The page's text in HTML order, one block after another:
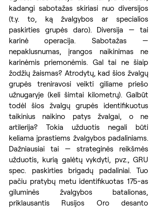
kadangi sabotažas skiriasi nuo diversijos
(t.y. to, ką žvalgybos ar specialios
paskirties grupės daro). Diversija — tai
karinė operacija. Sabotažas —
nepaklusnumas, įrangos naikinimas ne
karinėmis priemonėmis. Gal tai ne šiaip
žodžių žaismas? Atrodytų, kad šios žvalgų
grupės treniravosi veikti giliame priešo
užnugaryje (keli šimtai kilometrų). Galbūt
todėl šios žvalgų grupės identifikuotus
taikinius naikino patys žvalgai, o ne
artilerija? Tokia užduotis negali būti
keliama įprastiems žvalgybos padaliniams.
Dažniausiai tai — strateginės reikšmės
užduotis, kurią galėtų vykdyti, pvz., GRU
spec. paskirties brigadų padaliniai. Tuo
pačiu pratybų metu identifikuotas 175-as
giluminės žvalgybos batalionas,
priklausantis Rusijos Oro desanto